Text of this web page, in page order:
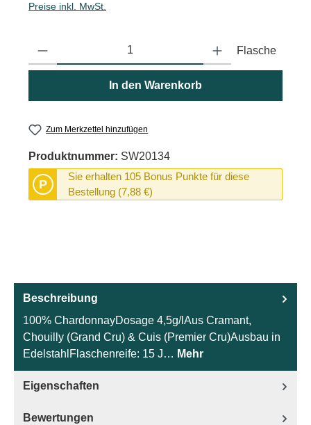
Preise inkl. MwSt.
Produkt Anzahl: Gib den gewünschten Wert ein oder benutze
Flasche
In den Warenkorb
Zum Merkzettel hinzufügen
Produktnummer: SW20134
P
Sie erhalten 105 Bonus Punkte für diese
Bestellung (7,88 €)
Beschreibung
100% ChardonnayDosage 4,5g/lAus Cramant,
Chouilly (Grand Cru) & Cuis (Premier Cru)Ausbau in
EdelstahlFlaschenreife: 15 J… Mehr
Eigenschaften
Bewertungen